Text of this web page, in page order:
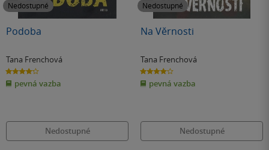
Nedostupné
Podoba
Tana Frenchová
4.2
z
5
hvězdiček
pevná vazba
Nedostupné
Nedostupné
Na Věrnosti
Tana Frenchová
4.0
z
5
hvězdiček
pevná vazba
Nedostupné